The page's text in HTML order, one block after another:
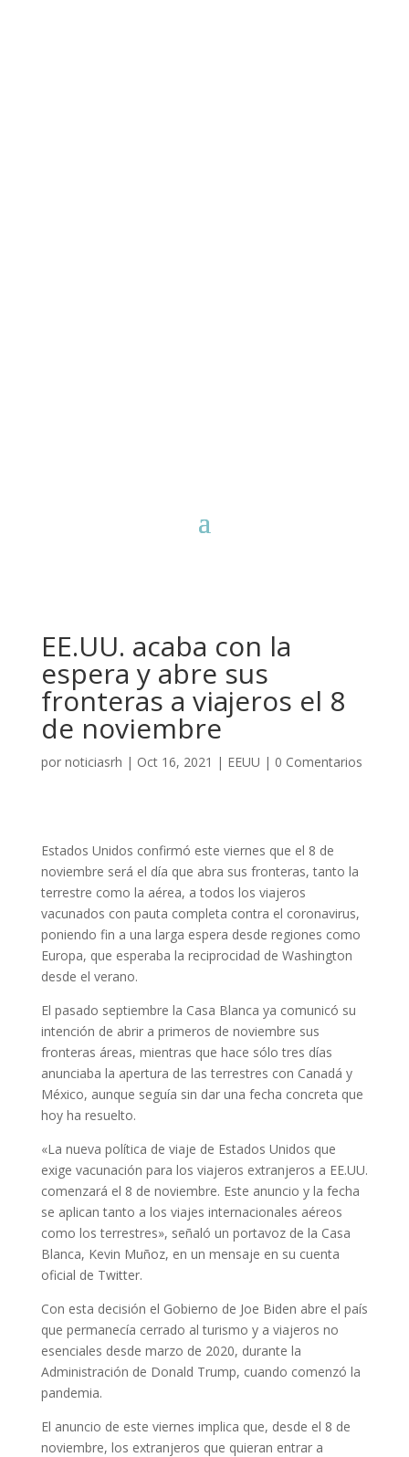
EE.UU. acaba con la
espera y abre sus
fronteras a viajeros el 8
de noviembre
por noticiasrh | Oct 16, 2021 | EEUU | 0 Comentarios
Estados Unidos confirmó este viernes que el 8 de
noviembre será el día que abra sus fronteras, tanto la
terrestre como la aérea, a todos los viajeros
vacunados con pauta completa contra el coronavirus,
poniendo fin a una larga espera desde regiones como
Europa, que esperaba la reciprocidad de Washington
desde el verano.
El pasado septiembre la Casa Blanca ya comunicó su
intención de abrir a primeros de noviembre sus
fronteras áreas, mientras que hace sólo tres días
anunciaba la apertura de las terrestres con Canadá y
México, aunque seguía sin dar una fecha concreta que
hoy ha resuelto.
«La nueva política de viaje de Estados Unidos que
exige vacunación para los viajeros extranjeros a EE.UU.
comenzará el 8 de noviembre. Este anuncio y la fecha
se aplican tanto a los viajes internacionales aéreos
como los terrestres», señaló un portavoz de la Casa
Blanca, Kevin Muñoz, en un mensaje en su cuenta
oficial de Twitter.
Con esta decisión el Gobierno de Joe Biden abre el país
que permanecía cerrado al turismo y a viajeros no
esenciales desde marzo de 2020, durante la
Administración de Donald Trump, cuando comenzó la
pandemia.
El anuncio de este viernes implica que, desde el 8 de
noviembre, los extranjeros que quieran entrar a